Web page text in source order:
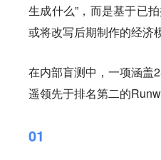
生成什么”，而是基于已
或将改写后期制作的经济
在内部盲测中，一项涵盖
遥领先于排名第二的
01